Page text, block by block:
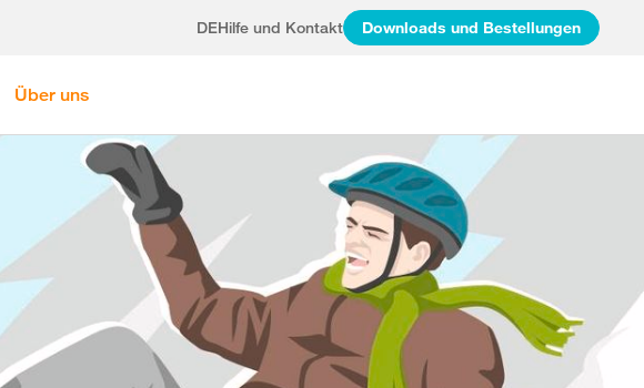
DEHilfe und Kontakt Downloads und Bestellungen
Über uns